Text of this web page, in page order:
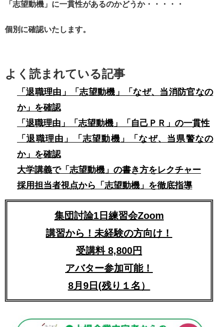
「志望動機」に一貫性があるのかどうか・・・・・
個別に確認いたします。
よく読まれている記事
「退職理由」「志望動機」「なぜ、当消防官なの
か」を確認
「退職理由」「志望動機」「自己ＰＲ」の一貫性
「退職理由」「志望動機」「なぜ、当県警なの
か」を確認
大学講義で「志望動機」の書き方をレクチャー
採用担当者視点から「志望動機」を徹底指導
集団討論1日練習会Zoom
講習から！未経験の方向け！
受講料 8,800円
アバター参加可能！
8月9日(残り１名）